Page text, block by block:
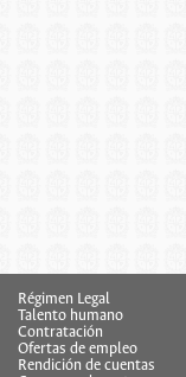
Régimen Legal
Talento humano
Contratación
Ofertas de empleo
Rendición de cuentas